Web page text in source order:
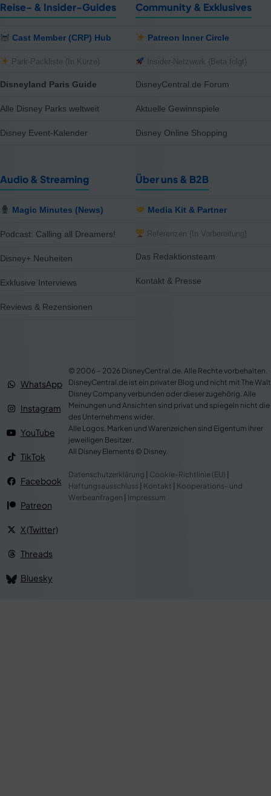
Reise- & Insider-Guides
Cast Member (CRP) Hub
Park-Packliste (In Kürze)
Disneyland Paris Guide
Alle Disney Parks weltweit
Disney Event-Kalender
Community & Exklusives
Patreon Inner Circle
Insider-Netzwerk (Beta folgt)
DisneyCentral.de Forum
Aktuelle Gewinnspiele
Disney Online Shopping
Audio & Streaming
Magic Minutes (News)
Podcast: Calling all Dreamers!
Disney+ Neuheiten
Exklusive Interviews
Reviews & Rezensionen
Über uns & B2B
Media Kit & Partner
Referenzen (In Vorbereitung)
Das Redaktionsteam
Kontakt & Presse
WhatsApp
Instagram
YouTube
TikTok
Facebook
Patreon
X (Twitter)
Threads
Bluesky
© 2006 – 2026 DisneyCentral.de. Alle Rechte vorbehalten.
DisneyCentral.de ist ein privater Blog und nicht mit The Walt
Disney Company verbunden oder dieser zugehörig. Alle
Meinungen und Ansichten sind privat und spiegeln nicht die
des Unternehmens wider.
Alle Logos, Marken und Warenzeichen sind Eigentum ihrer
jeweiligen Besitzer.
All Disney Elements © Disney.
Datenschutzerklärung Cookie-Richtlinie (EU)
Haftungsausschluss
Kontakt
Kooperations- und
Werbeanfragen
Impressum